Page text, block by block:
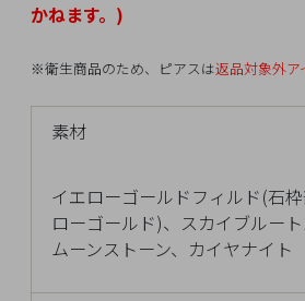
かねます。)
※衛生商品のため、ピアスは返品対象外ア
素材
イエローゴールドフィルド(石
ローゴールド)、スカイブルー
ムーンストーン、カイヤナイト
Q&A
SHOP
LIST